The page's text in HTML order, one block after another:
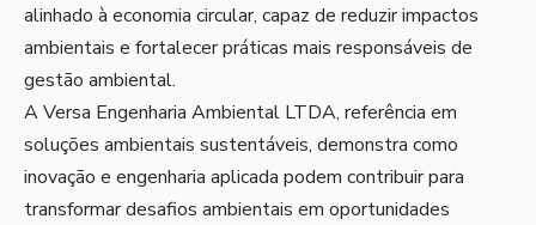
alinhado à economia circular, capaz de reduzir impactos
ambientais e fortalecer práticas mais responsáveis de
gestão ambiental.
A Versa Engenharia Ambiental LTDA, referência em
soluções ambientais sustentáveis, demonstra como
inovação e engenharia aplicada podem contribuir para
transformar desafios ambientais em oportunidades